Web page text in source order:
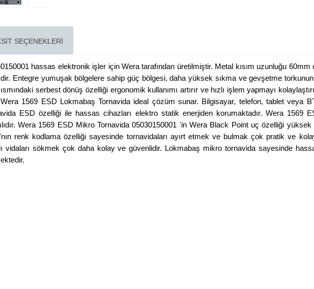
SEÇENEKLERI
hassas elektronik işler için Wera tarafından üretilmiştir. Metal kısım uzunluğu
Entegre yumuşak bölgelere sahip güç bölgesi, daha yüksek sıkma ve gevşetme
serbest dönüş özelliği ergonomik kullanımı artırır ve hızlı işlem yapmayı
1569 ESD Lokmabaş Tornavida ideal çözüm sunar. Bilgisayar, telefon, tablet veya
ESD özelliği ile hassas cihazları elektro statik enerjiden korumaktadır. Wera 1569
Wera 1569 ESD Mikro Tornavida 05030150001 'in Wera Black Point uç özelliği
renk kodlama özelliği sayesinde tornavidaları ayırt etmek ve bulmak çok pratik ve
vidaları sökmek çok daha kolay ve güvenlidir. Lokmabaş mikro tornavida sayesinde